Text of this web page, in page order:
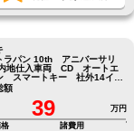
ラパン 10th アニバーサリ
仕入車両 CD オートエ
スマートキー 社外14イン
ホイール
額
39
万円
諸費用